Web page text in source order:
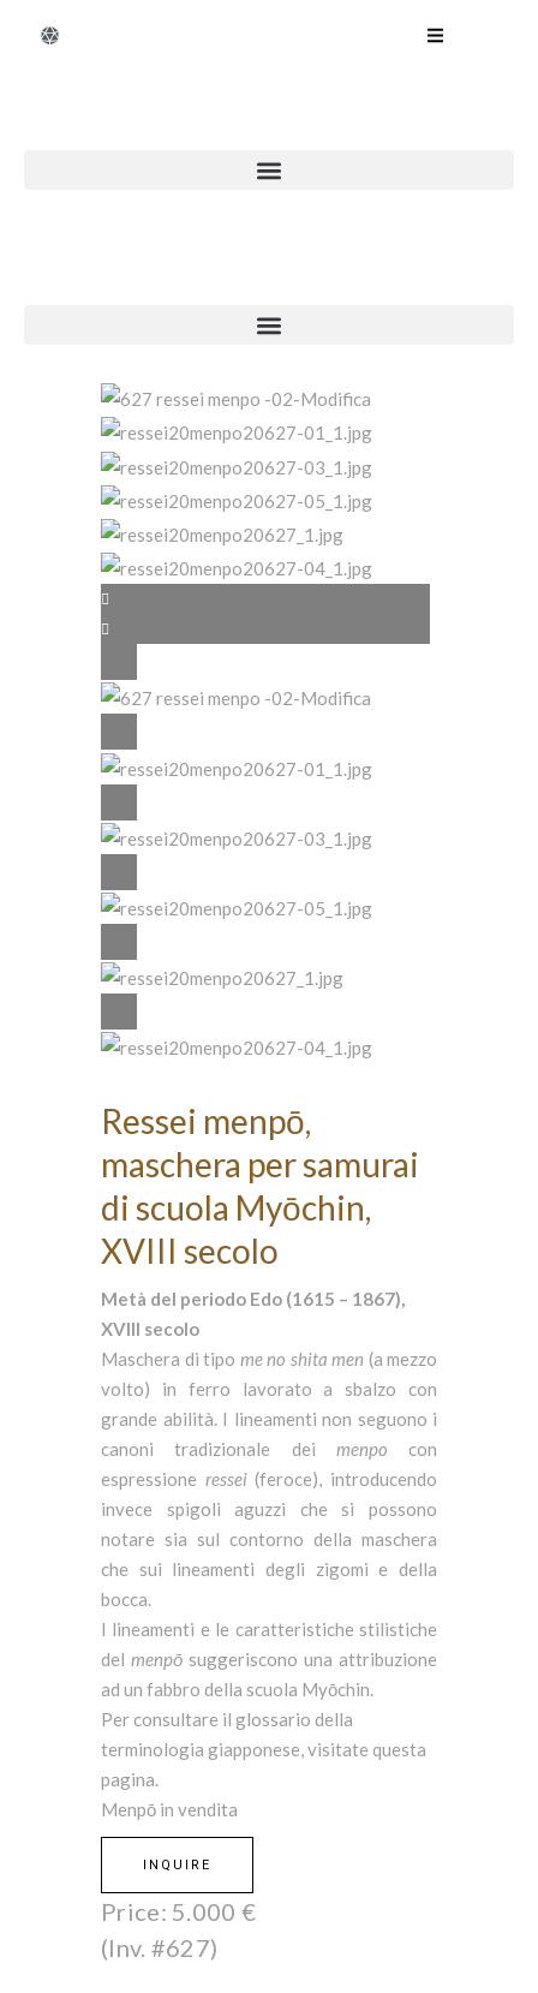
Ressei menpō,
maschera per samurai
di scuola Myōchin,
XVIII secolo
Metà del periodo Edo (1615 – 1867),
XVIII secolo
Maschera di tipo me no shita men (a mezzo
volto) in ferro lavorato a sbalzo con
grande abilità. I lineamenti non seguono i
canoni tradizionale dei menpo con
espressione ressei(feroce), introducendo
invece spigoli aguzzi che si possono
notare sia sul contorno della maschera
che sui lineamenti degli zigomi e della
bocca.
I lineamenti e le caratteristiche stilistiche
del menpō suggeriscono una attribuzione
ad un fabbro della scuola Myōchin.
Per consultare il glossario della
terminologia giapponese, visitate questa
pagina.
Menpō in vendita
INQUIRE
Price: 5.000 €
(Inv. #627)